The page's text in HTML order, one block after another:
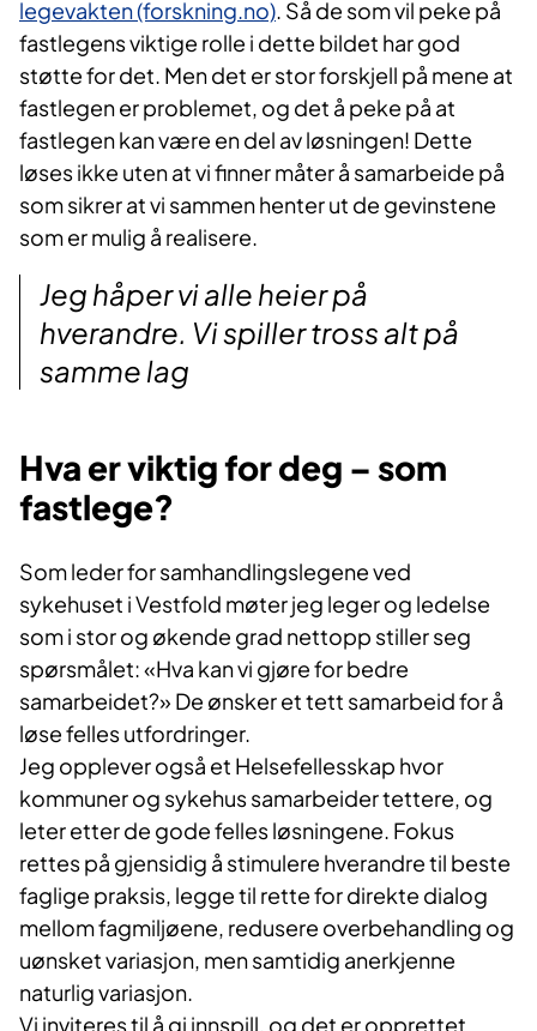
legevakten (forskning.no). Så de som vil peke på
fastlegens viktige rolle i dette bildet har god
støtte for det. Men det er stor forskjell på mene at
fastlegen er problemet, og det å peke på at
fastlegen kan være en del av løsningen! Dette
løses ikke uten at vi finner måter å samarbeide på
som sikrer at vi sammen henter ut de gevinstene
som er mulig å realisere.
Jeg håper vi alle heier på
hverandre. Vi spiller tross alt på
samme lag
Hva er viktig for deg – som
fastlege?
Som leder for samhandlingslegene ved
sykehuset i Vestfold møter jeg leger og ledelse
som i stor og økende grad nettopp stiller seg
spørsmålet: «Hva kan vi gjøre for bedre
samarbeidet?» De ønsker et tett samarbeid for å
løse felles utfordringer.
Jeg opplever også et Helsefellesskap hvor
kommuner og sykehus samarbeider tettere, og
leter etter de gode felles løsningene. Fokus
rettes på gjensidig å stimulere hverandre til beste
faglige praksis, legge til rette for direkte dialog
mellom fagmiljøene, redusere overbehandling og
uønsket variasjon, men samtidig anerkjenne
naturlig variasjon.
Vi inviteres til å gi innspill, og det er opprettet